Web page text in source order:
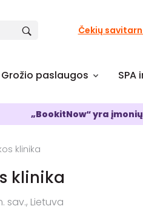
Čekių
Grožio paslaugos SPA
„BookitNow“ yra
klinika
klinika
sav., Lietuva